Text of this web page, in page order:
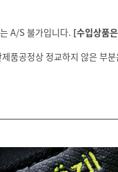
A/S 불가입니다. [수입상품
품공정상 정교하지 않은 부